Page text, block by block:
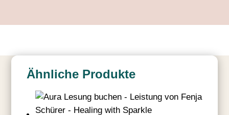
Ähnliche Produkte